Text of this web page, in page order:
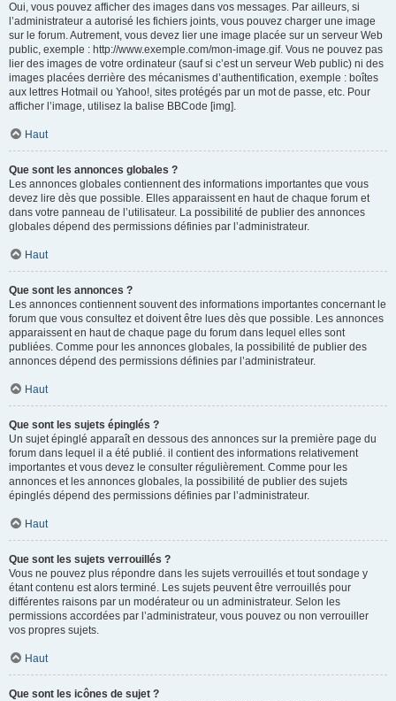
Oui, vous pouvez afficher des images dans vos messages. Par ailleurs, si
l’administrateur a autorisé les fichiers joints, vous pouvez charger une image
sur le forum. Autrement, vous devez lier une image placée sur un serveur Web
public, exemple : http://www.exemple.com/mon-image.gif. Vous ne pouvez pas
lier des images de votre ordinateur (sauf si c’est un serveur Web public) ni des
images placées derrière des mécanismes d’authentification, exemple : boîtes
aux lettres Hotmail ou Yahoo!, sites protégés par un mot de passe, etc. Pour
afficher l’image, utilisez la balise BBCode [img].
Haut
Que sont les annonces globales ?
Les annonces globales contiennent des informations importantes que vous
devez lire dès que possible. Elles apparaissent en haut de chaque forum et
dans votre panneau de l’utilisateur. La possibilité de publier des annonces
globales dépend des permissions définies par l’administrateur.
Haut
Que sont les annonces ?
Les annonces contiennent souvent des informations importantes concernant le
forum que vous consultez et doivent être lues dès que possible. Les annonces
apparaissent en haut de chaque page du forum dans lequel elles sont
publiées. Comme pour les annonces globales, la possibilité de publier des
annonces dépend des permissions définies par l’administrateur.
Haut
Que sont les sujets épinglés ?
Un sujet épinglé apparaît en dessous des annonces sur la première page du
forum dans lequel il a été publié. il contient des informations relativement
importantes et vous devez le consulter régulièrement. Comme pour les
annonces et les annonces globales, la possibilité de publier des sujets
épinglés dépend des permissions définies par l’administrateur.
Haut
Que sont les sujets verrouillés ?
Vous ne pouvez plus répondre dans les sujets verrouillés et tout sondage y
étant contenu est alors terminé. Les sujets peuvent être verrouillés pour
différentes raisons par un modérateur ou un administrateur. Selon les
permissions accordées par l’administrateur, vous pouvez ou non verrouiller
vos propres sujets.
Haut
Que sont les icônes de sujet ?